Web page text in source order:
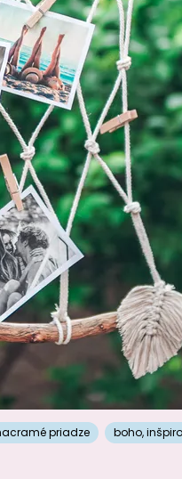
priadze boho,